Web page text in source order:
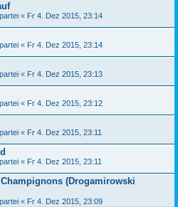
« Fr 4. Dez 2015, 23:14
« Fr 4. Dez 2015, 23:14
« Fr 4. Dez 2015, 23:13
« Fr 4. Dez 2015, 23:12
« Fr 4. Dez 2015, 23:11
« Fr 4. Dez 2015, 23:11
(Drogamirowski
« Fr 4. Dez 2015, 23:09